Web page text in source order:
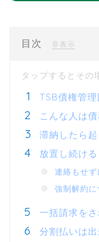
目次 非表示
TSB債権管
こんな人は
滞納したら
放置し続け
連絡もせず
強制解約に
一括請求を
分割払いは